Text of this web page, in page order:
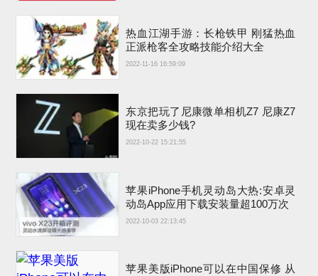
热血江湖手游：长枪铁甲 刚猛热血
正派枪客全攻略技能介绍大全
2022-11-16 16:59:09
东京把玩了尼康微单相机Z7 尼康Z7
现在卖多少钱?
2022-10-22 15:21:55
苹果iPhone手机灵动岛大热:安卓灵
动岛App应用下载安装量超100万次
2022-10-03 22:13:45
苹果美版iPhone可以在中国保修 从